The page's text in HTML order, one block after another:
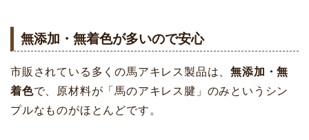
無添加・無着色が多いので安心
市販されている多くの馬アキレス製品は、無添加・無
着色で、原材料が「馬のアキレス腱」のみというシン
プルなものがほとんどです。